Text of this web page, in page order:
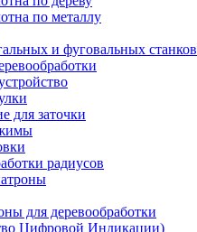
по металлу
и фуговальных станков
для заточки
радиусов
для деревообработки
Цифровой Индикации)